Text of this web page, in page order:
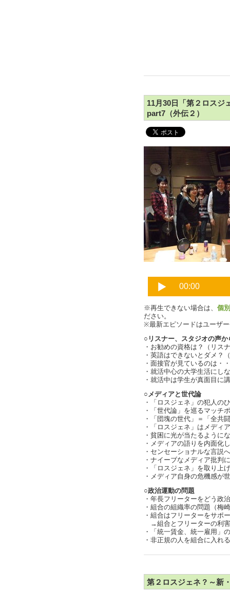
11月30日「第２ロスジ
part7（外伝２）
※再生できない場合は、 個
ださい。
※最新エピソードはユーザ
○リスナー、スタジオの声か
・お勧めの資格は？（リス
・英語はできないとダメ？
・面接官が見ているのは・
・就活中心の大学生活にし
・就活中は学生が真面目に
○メディアと世代論
・「ロスジェネ」の犯人の
・「世代論」を巡るマッチ
・「団塊の世代」＝「全共
・「ロスジェネ」はメディ
・貧困に光が当たるように
・メディアの語りを内面化
・センセーショナルな言説
・ナイーブなメディア批判
・「ロスジェネ」を取り上
・メディア自身の危機感が
○政治運動の問題
・年長フリーターをどう政
・組合の組織率の問題（梅
・組合はフリーターをサポ
→組合とフリーターの利
・「統一賃金、統一雇用」
・非正規の人を組合に入れ
第２ロスジェネ？～新